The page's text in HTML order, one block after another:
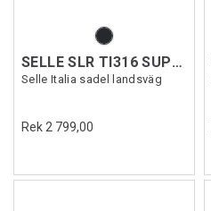
SELLE SLR TI316 SUPERFLOW
Selle Italia sadel landsväg
Rek 2 799,00